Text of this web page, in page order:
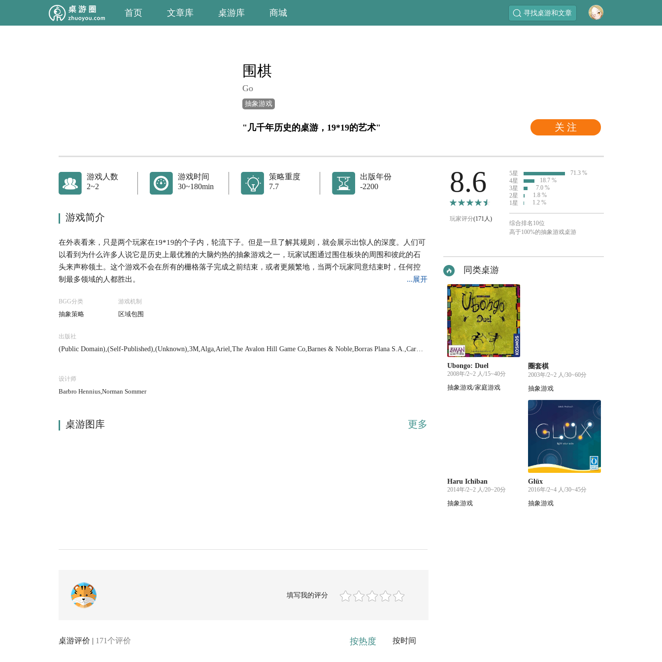
首页 文章库 桌游库 商城 寻找桌游和文章
关 注
围棋
Go
抽象游戏
"几千年历史的桌游，19*19的艺术"
游戏人数
2~2
游戏时间
30~180min
策略重度
7.7
出版年份
-2200
游戏简介
在外表看来，只是两个玩家在19*19的个子内，轮流下子。但是一旦了解其规则，就会展示出惊人的深度。人们可
以看到为什么许多人说它是历史上最优雅的大脑灼热的抽象游戏之一，玩家试图通过围住板块的周围和彼此的石
头来声称领土。这个游戏不会在所有的栅格落子完成之前结束，或者更频繁地，当两个玩家同意结束时，任何控
制最多领域的人都胜出。
...展开
BGG分类
抽象策略
游戏机制
区域包围
出版社
(Public Domain),(Self-Published),(Unknown),3M,Alga,Ariel,The Avalon Hill Game Co,Barnes & Noble,Borras Plana S.A.,Carlto
ng-Spiele,Hausser,Hebsacker Verlag,HEMA,Hobby,Ishi Press International,J.P. Raymond Rivarola,Japan Publications, Inc.,John
N. Hansen Co., Inc.,Jumbo,L'Impensé Radical,L. P. Septímio,Longfield Games,Michael Stanfield,Milton Bradley,Mitra,Mitsubish
i Fuso,Monkey Pod Games,nestorgames,Otto Maier Verlag,Pacific Game Company,Philos,Play All Day Games,Ravensburger Spie
s, LLC,ZTS Plastyk
设计师
Barbro Hennius,Norman Sommer
桌游图库 更多
填写我的评分
桌游评价 | 171个评价 按热度 按时间
8.6
玩家评分(171人)
5星
71.3 %
4星
18.7 %
3星
7.0 %
2星
1.8 %
1星
1.2 %
综合排名10位
高于100%的抽象游戏桌游
同类桌游
Ubongo: Duel
2008年/2~2 人/15~40分
抽象游戏/家庭游戏
圈套棋
2003年/2~2 人/30~60分
抽象游戏
Haru Ichiban
2014年/2~2 人/20~20分
抽象游戏
Glüx
2016年/2~4 人/30~45分
抽象游戏